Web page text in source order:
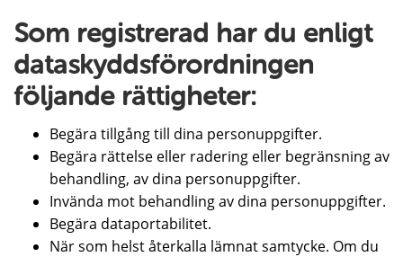
Som registrerad har du enligt
dataskyddsförordningen
följande rättigheter:
Begära tillgång till dina personuppgifter.
Begära rättelse eller radering eller begränsning av
behandling, av dina personuppgifter.
Invända mot behandling av dina personuppgifter.
Begära dataportabilitet.
När som helst återkalla lämnat samtycke. Om du